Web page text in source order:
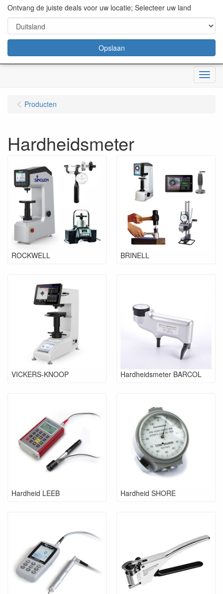
content="18/11/2025″/>
Menu
Producten
Hardheidsmeter
ROCKWELL BRINELL
VICKERS-KNOOP Hardheidsmeter BARCOL
Hardheid LEEB Hardheid SHORE
Ontvang de juiste deals voor uw locatie; Selecteer uw land
Opslaan